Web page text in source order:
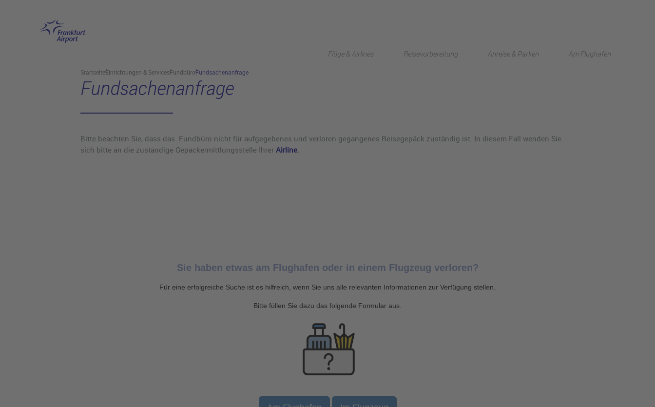
Flüge & Airlines Reisevorbereitung Anreise & Parken Am Flughafen
StartseiteEinrichtungen & ServicesFundbüroFundsachenanfrage
Fundsachenanfrage
Bitte beachten Sie, dass das Fundbüro nicht für aufgegebenes und verloren gegangenes Reisegepäck zuständig ist. In diesem Fall wenden Sie
sich bitte an die zuständige Gepäckermittlungsstelle Ihrer Airline.